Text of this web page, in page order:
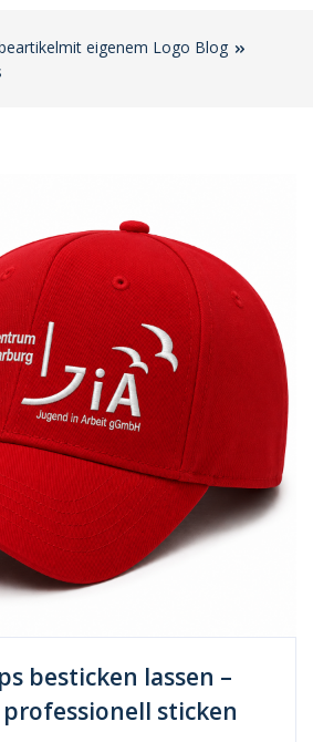
eigenem Logo Blog
besticken lassen –
sticken